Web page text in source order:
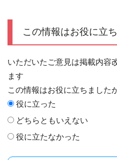
この情報はお役に立
いただいたご意見は掲載内容
ます
この情報はお役に立ちました
役に立った
どちらともいえない
役に立たなかった